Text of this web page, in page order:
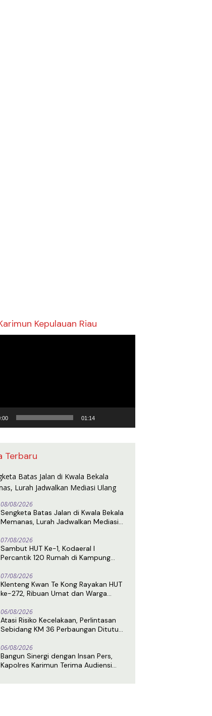
Kepulauan Riau
01:14
Terbaru
08/08/2026
Sengketa Batas Jalan di Kwala Bekala
Memanas, Lurah Jadwalkan Mediasi
07/08/2026
Sambut HUT Ke-1, Kodaeral I
Percantik 120 Rumah di Kampung
07/08/2026
Klenteng Kwan Te Kong Rayakan HUT
ke-272, Ribuan Umat dan Warga
06/08/2026
Atasi Risiko Kecelakaan, Perlintasan
Sebidang KM 36 Perbaungan Ditutup
06/08/2026
Bangun Sinergi dengan Insan Pers,
Kapolres Karimun Terima Audiensi